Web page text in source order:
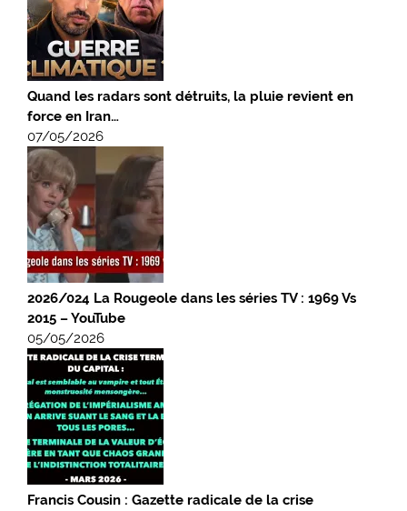
Quand les radars sont détruits, la pluie revient en
force en Iran…
07/05/2026
2026/024 La Rougeole dans les séries TV : 1969 Vs
2015 – YouTube
05/05/2026
Francis Cousin : Gazette radicale de la crise